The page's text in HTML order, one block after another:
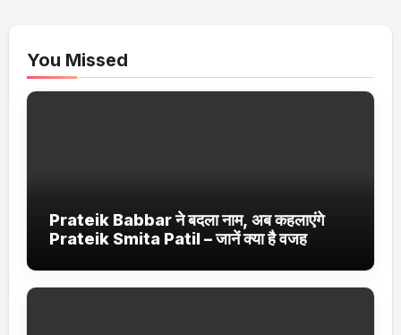
You Missed
Prateik Babbar ने बदला नाम, अब कहलाएंगे
Prateik Smita Patil – जानें क्या है वजह